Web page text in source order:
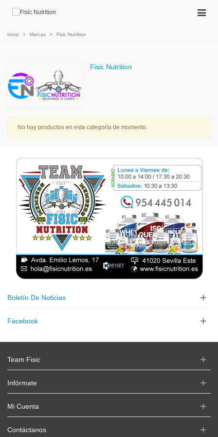
Inicio > Marcas > Fisic Nutrition
Fisic Nutrition
No hay productos en esta categoría de momento.
Boletín De Noticias
Facebook
Team Fisic
Infórmate
Mi Cuenta
Contáctanos